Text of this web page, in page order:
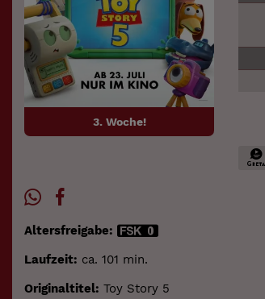
3. Woche!
Altersfreigabe:
Laufzeit: ca. 101 min.
Originaltitel: Toy Story 5